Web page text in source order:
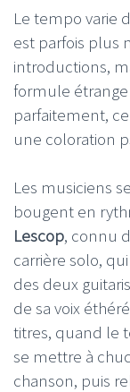
Le tempo varie
est parfois plus
introductions,
formule
parfaitement,
une coloration
Les musiciens
bougent en
Lescop, connu
carrière solo,
des deux
de sa voix
titres, quand le
se mettre à
chanson, puis